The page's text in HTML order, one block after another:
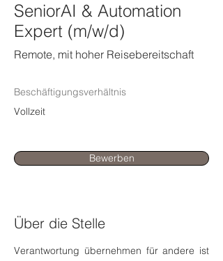
SeniorAI & Automation
Expert (m/w/d)
Remote, mit hoher Reisebereitschaft
Beschäftigungsverhältnis
Vollzeit
Bewerben
Über die Stelle
Verantwortung übernehmen für andere ist